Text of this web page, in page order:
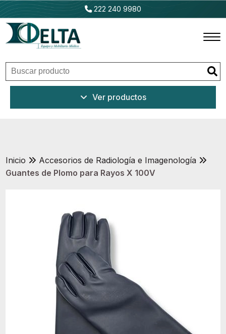
222 240 9980
Inicio
Outlet
Ver productos
Inicio
Accesorios de Radiología e Imagenología
Guantes de Plomo para Rayos X 100V